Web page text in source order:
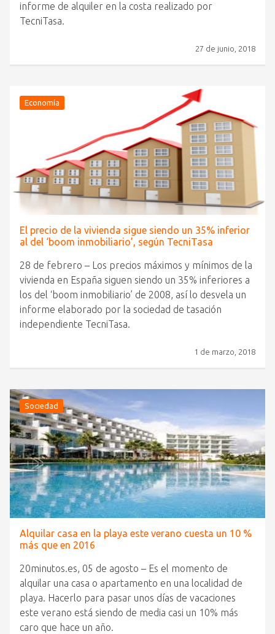
informe de alquiler en la costa realizado por
TecniTasa.
27 de junio, 2018
Economía
El precio de la vivienda sigue siendo un 35% inferior
al del ‘boom inmobiliario’, según TecniTasa
28 de febrero – Los precios máximos y mínimos de la
vivienda en España siguen siendo un 35% inferiores a
los del ‘boom inmobiliario’ de 2008, así lo desvela un
informe elaborado por la sociedad de tasación
independiente TecniTasa.
1 de marzo, 2018
Sociedad
Alquilar casa en la playa este verano cuesta un 10 %
más que en 2016
20minutos.es, 05 de agosto – Es el momento de
alquilar una casa o apartamento en una localidad de
playa. Hacerlo para pasar unos días de vacaciones
este verano está siendo de media casi un 10% más
caro que hace un año.